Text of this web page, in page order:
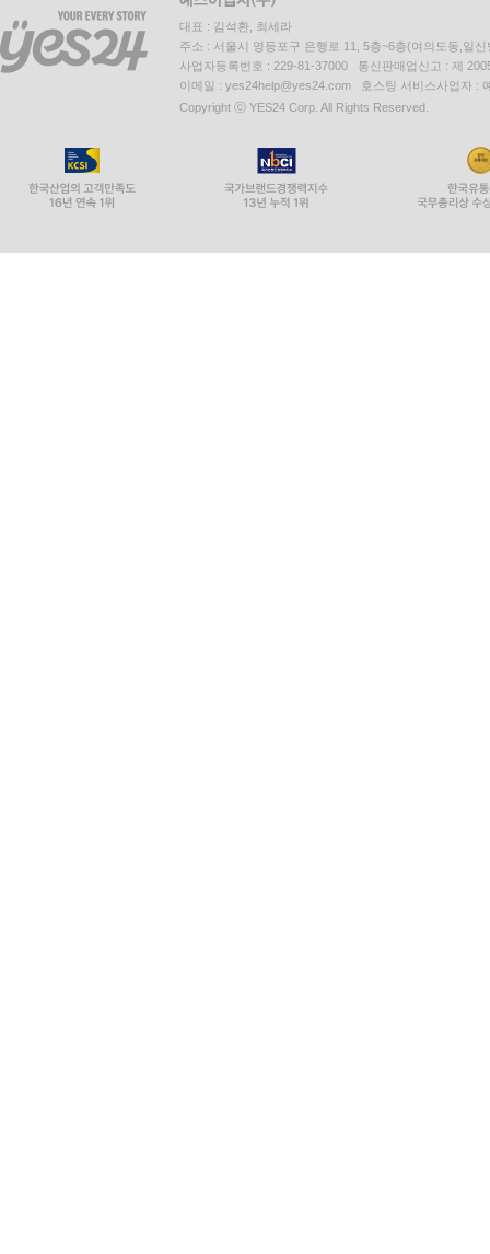
대표 : 김석환, 최세라
주소 : 서울시 영등포구 은행로 11, 5층~6층(여의도동,일신
사업자등록번호 : 229-81-37000 통신판매업신고 : 제
이메일 : yes24help@yes24.com 호스팅 서비스사업자 :
Copyright ⓒ YES24 Corp. All Rights Reserved.